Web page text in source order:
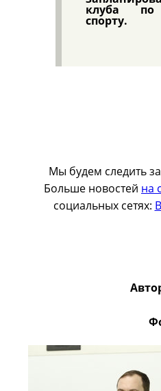
клуба по
спорту.
Мы будем следить
Больше новостей на
социальных сетях:
Фото: